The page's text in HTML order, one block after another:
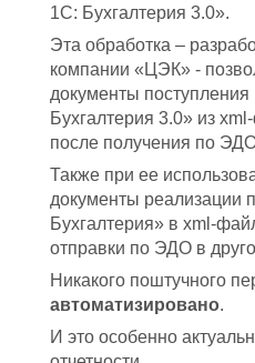
1С: Бухгалтерия 3.0».
Эта обработка –
компании «ЦЭК» -
документы
Бухгалтерия 3.0» из
после получения по
Также при ее
документы реализации
Бухгалтерия» в xml-
отправки по ЭДО в
Никакого поштучного
автоматизировано.
И это особенно